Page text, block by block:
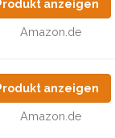
anzeigen
Amazon.de
anzeigen
Amazon.de